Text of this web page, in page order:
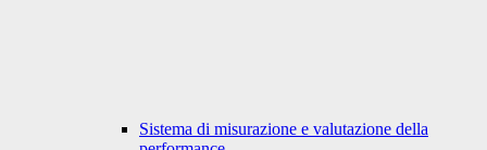
Sistema di misurazione e valutazione della